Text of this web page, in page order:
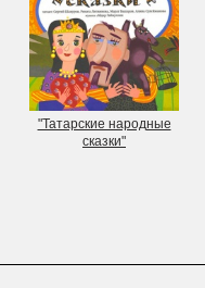
"Татарские народные
сказки"